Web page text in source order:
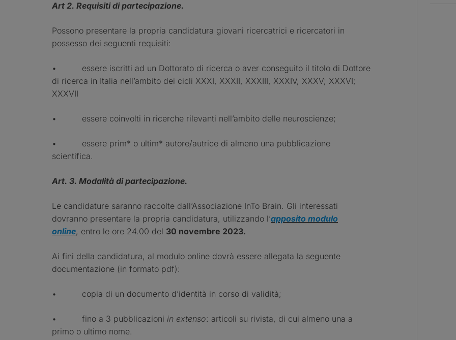
Art 2. Requisiti di partecipazione.
Possono presentare la propria candidatura giovani ricercatrici e ricercatori in
possesso dei seguenti requisiti:
• essere iscritti ad un Dottorato di ricerca o aver conseguito il titolo di Dottore
di ricerca in Italia nell’ambito dei cicli XXXI, XXXII, XXXIII, XXXIV, XXXV; XXXVI;
XXXVII
• essere coinvolti in ricerche rilevanti nell’ambito delle neuroscienze;
• essere prim* o ultim* autore/autrice di almeno una pubblicazione
scientifica.
Art. 3. Modalità di partecipazione.
Le candidature saranno raccolte dall’Associazione InTo Brain. Gli interessati
dovranno presentare la propria candidatura, utilizzando l’apposito modulo
online, entro le ore 24.00 del 30 novembre 2023.
Ai fini della candidatura, al modulo online dovrà essere allegata la seguente
documentazione (in formato pdf):
• copia di un documento d’identità in corso di validità;
• fino a 3 pubblicazioni in extenso: articoli su rivista, di cui almeno una a
primo o ultimo nome.